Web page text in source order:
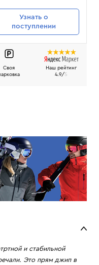
Узнать о
поступлении
Своя
Наш рейтинг
4.9/5
и стабильной
Это прям джип в